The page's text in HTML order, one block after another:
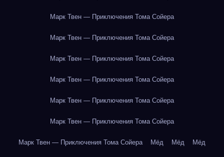
Марк Твен — Приключения Тома Сойера
Марк Твен — Приключения Тома Сойера
Марк Твен — Приключения Тома Сойера
Марк Твен — Приключения Тома Сойера
Марк Твен — Приключения Тома Сойера
Марк Твен — Приключения Тома Сойера
Марк Твен — Приключения Тома Сойера Мёд Мёд Мёд